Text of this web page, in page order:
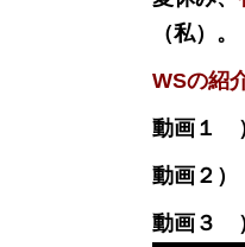
（私）。
WSの紹
動画１
動画２
動画３